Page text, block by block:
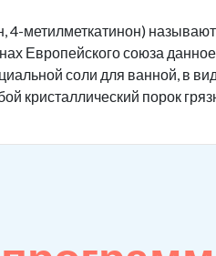
метилметкатинон)
Европейского союза
соли для ванной, в
кристаллический порок